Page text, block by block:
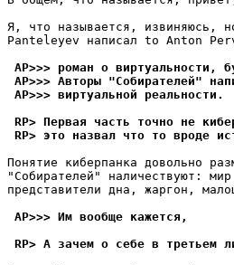
Я, что называется, извиняюсь,
Panteleyev написал to Anton
AP>>> роман о виртуальности,
AP>>> Авторы "Собирателей"
AP>>> виртуальной реальности.
RP> Пеpвая часть точно не
RP> это назвал что то вроде
Понятие киберпанка довольно
"Собирателей" наличествуют:
представители дна, жаргон,
AP>>> Им вообще кажется,
RP> А зачем о себе в третьем